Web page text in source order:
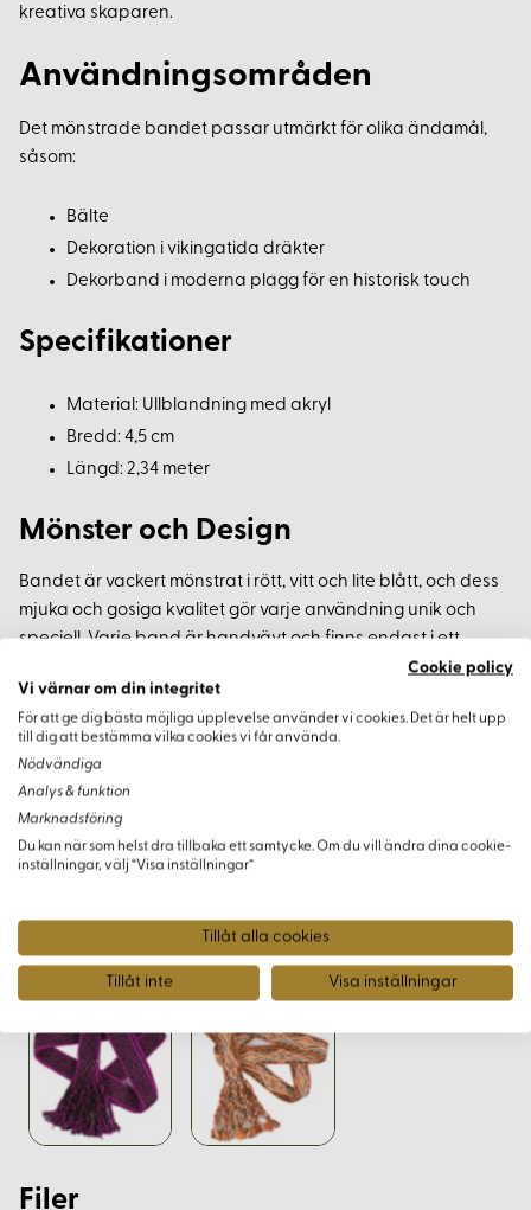
kreativa skaparen.
Användningsområden
Det mönstrade bandet passar utmärkt för olika ändamål,
såsom:
Bälte
Dekoration i vikingatida dräkter
Dekorband i moderna plagg för en historisk touch
Specifikationer
Material: Ullblandning med akryl
Bredd: 4,5 cm
Längd: 2,34 meter
Mönster och Design
Bandet är vackert mönstrat i rött, vitt och lite blått, och dess
mjuka och gosiga kvalitet gör varje användning unik och
speciell. Varje band är handvävt och finns endast i ett
exemplar, vilket ger en känsla av exklusivitet och autenticitet.
Varianter
Filer
Cookie policy
Vi värnar om din integritet
För att ge dig bästa möjliga upplevelse använder vi cookies. Det är helt upp
till dig att bestämma vilka cookies vi får använda.
Nödvändiga
Analys & funktion
Marknadsföring
Du kan när som helst dra tillbaka ett samtycke. Om du vill ändra dina cookie-
inställningar, välj “Visa inställningar”
Tillåt alla cookies
Tillåt inte Visa inställningar